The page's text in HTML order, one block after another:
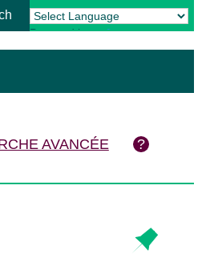
Powered by Translate
AVANCÉE